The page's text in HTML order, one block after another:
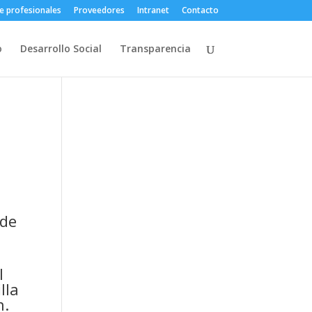
profesionales Proveedores Intranet Contacto
Desarrollo Social Transparencia